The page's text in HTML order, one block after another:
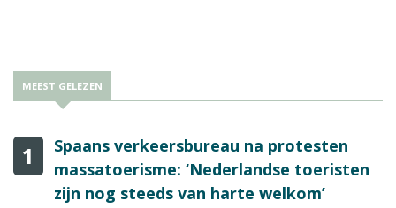
MEEST GELEZEN
1
Spaans verkeersbureau na protesten
massatoerisme: ‘Nederlandse toeristen
zijn nog steeds van harte welkom’